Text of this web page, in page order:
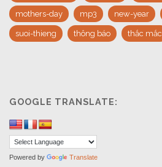
mothers-day mp3 new-year
suoi-thieng thông báo thắc mắc
GOOGLE TRANSLATE:
Powered by Translate